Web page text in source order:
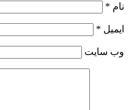
نام *
ایمیل *
وب‌ سایت